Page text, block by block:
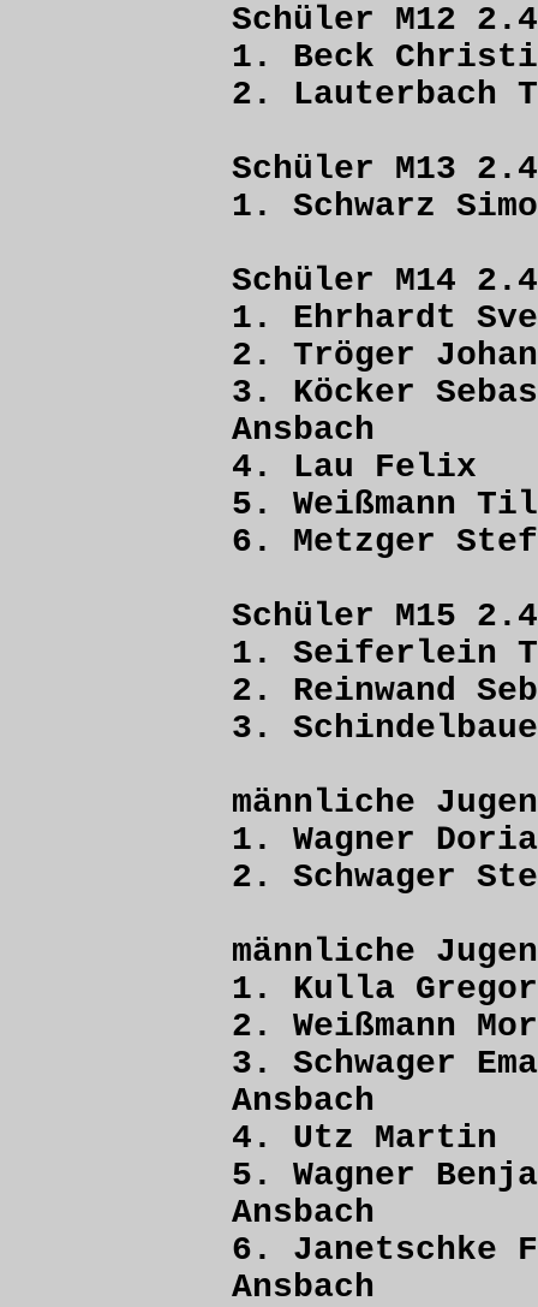
Schüler M12
1. Beck
2. Lauterbach
Schüler M13
1. Schwarz
Schüler M14
1. Ehrhardt
2. Tröger
3. Köcker
Ansbach
4. Lau
5.
6. Metzger
Schüler M15
1. Seiferlein
2. Reinwand
3.
männliche
1. Wagner
2. Schwager
männliche
1. Kulla
2. Weißmann
3. Schwager
Ansbach
4. Utz
5. Wagner
Ansbach
6.
Ansbach